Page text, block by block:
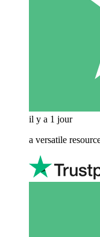
il y a 1 jour
a versatile